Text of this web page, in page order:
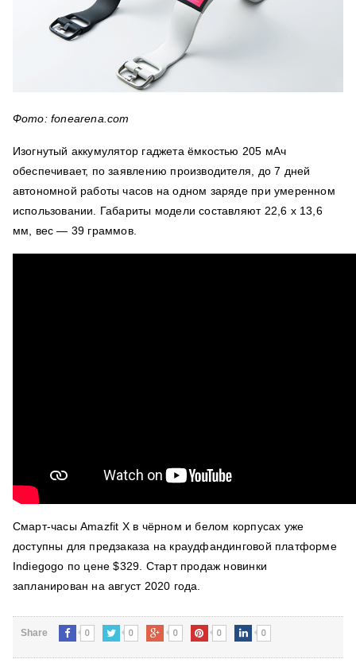
Фото: fonearena.com
Изогнутый аккумулятор гаджета ёмкостью 205 мАч
обеспечивает, по заявлению производителя, до 7 дней
автономной работы часов на одном заряде при умеренном
использовании. Габариты модели составляют 22,6 х 13,6
мм, вес — 39 граммов.
Смарт-часы Amazfit X в чёрном и белом корпусах уже
доступны для предзаказа на краудфандинговой платформе
Indiegogo по цене $329. Старт продаж новинки
запланирован на август 2020 года.
Share 0 0 0 0 0